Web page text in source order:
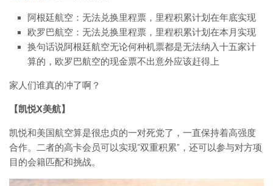
阿根廷航空：无法兑换里程票，里程积累计划在年底实现
欧罗巴航空：无法兑换里程票，里程积累计划在本月实现
换句话说阿根廷航空无论何种机票都是无法纳入十五家计
算的，欧罗巴航空的现金票不出意外应该赶得上
家人们谁真的冲了啊？
【凯悦X美航】
凯悦和美国航空算是很忠贞的一对死党了，一直保持着高强度
合作。二者的高卡会员可以实现“双重积累”，还可以参与对方项
目的会籍匹配和挑战。